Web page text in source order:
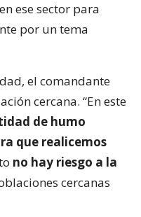
ese sector para
por un tema
el comandante
cercana. “En este
de humo
que realicemos
no hay riesgo a la
cercanas